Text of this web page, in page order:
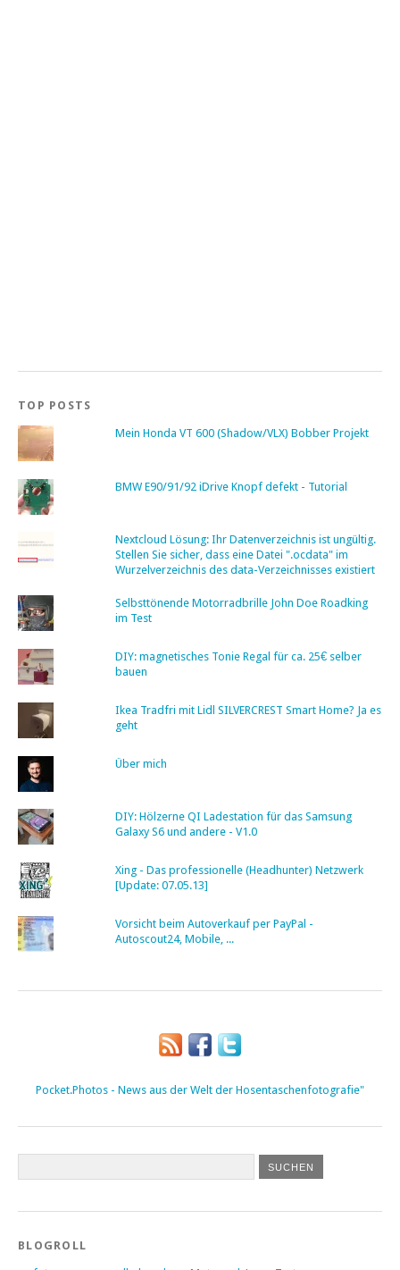
TOP POSTS
Mein Honda VT 600 (Shadow/VLX) Bobber Projekt
BMW E90/91/92 iDrive Knopf defekt - Tutorial
Nextcloud Lösung: Ihr Datenverzeichnis ist ungültig.
Stellen Sie sicher, dass eine Datei ".ocdata" im
Wurzelverzeichnis des data-Verzeichnisses existiert
Selbsttönende Motorradbrille John Doe Roadking
im Test
DIY: magnetisches Tonie Regal für ca. 25€ selber
bauen
Ikea Tradfri mit Lidl SILVERCREST Smart Home? Ja es
geht
Über mich
DIY: Hölzerne QI Ladestation für das Samsung
Galaxy S6 und andere - V1.0
Xing - Das professionelle (Headhunter) Netzwerk
[Update: 07.05.13]
Vorsicht beim Autoverkauf per PayPal -
Autoscout24, Mobile, ...
Pocket.Photos - News aus der Welt der Hosentaschenfotografie"
BLOGROLL